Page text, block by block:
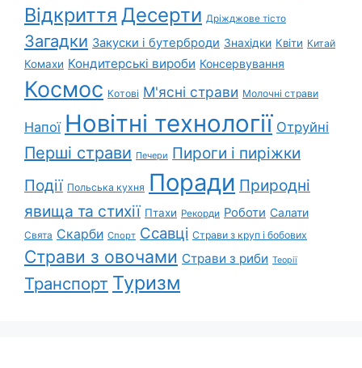
Відкриття Десерти Дріжджове тісто
Загадки Закуски і бутерброди Знахідки Квіти Китай
Комахи Кондитерські вироби Консервування
Космос Котові М'ясні страви Молочні страви
Напої Новітні технології Отруйні
Перші страви Печери Пироги і пиріжки
Події Польська кухня Поради Природні
явища та стихії Птахи Рекорди Роботи Салати
Свята Скарби Спорт Ссавці Страви з круп і бобових
Страви з овочами Страви з риби Теорії
Транспорт Туризм